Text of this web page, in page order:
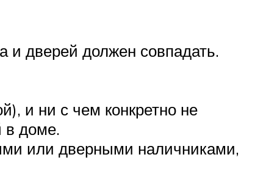
и дверей должен совпадать.
и ни с чем конкретно не
в доме.
или дверными наличниками,